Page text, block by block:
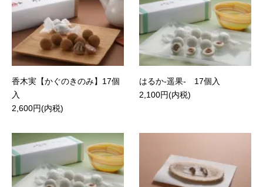
香木実【かぐのきのみ】17個
入
2,600円(内税)
はるか-遥果- 17個入
2,100円(内税)